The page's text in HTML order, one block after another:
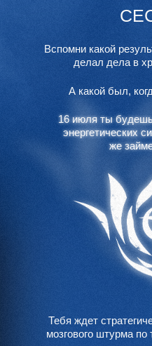
Вспомни какой
делал дела в
А какой был,
Тебя ждет
мозгового штурма
16 июля ты
энергетических
же
16 июля ты
энергетических
же